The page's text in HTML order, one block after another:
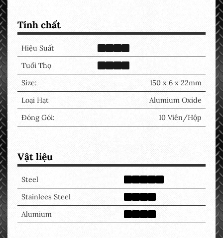
Tính chất
Hiệu Suất
Tuổi Thọ
Size:
150 x 6 x 22mm
Loại Hạt
Alumium Oxide
Đóng Gói:
10 Viên/Hộp
Vật liệu
Steel
Stainlees Steel
Alumium